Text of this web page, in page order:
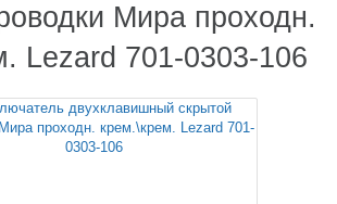
Мира проходн.
Lezard 701-0303-106